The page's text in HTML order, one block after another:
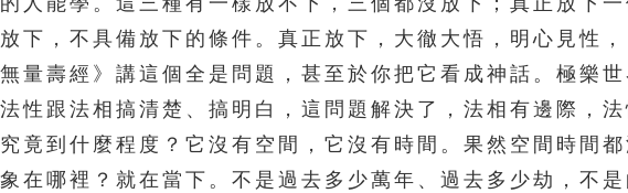
下，不具備放下的條件。真正放下，大徹大悟，明心見性
量壽經》講這個全是問題，甚至於你把它看成神話。極樂
性跟法相搞清楚、搞明白，這問題解決了，法相有邊際，
竟到什麼程度？它沒有空間，它沒有時間。果然空間時間
在哪裡？就在當下。不是過去多少萬年、過去多少劫，不